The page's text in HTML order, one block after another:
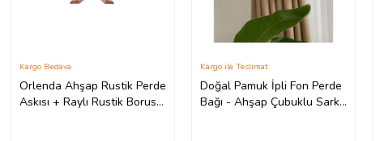
Orlenda Ahşap Rustik Perde
Askısı + Raylı Rustik Borusu
Kargo Bedava
Doğal Pamuk İpli Fon Perde
Bağı - Ahşap Çubuklu Sarkıt
Kargo ile Teslimat